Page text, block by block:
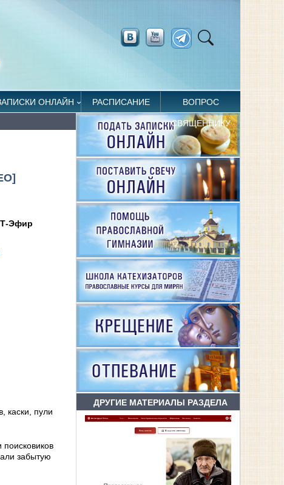
ОНЛАЙН РАСПИСАНИЕ ВОПРОС
СВЯЩЕННИКУ
Эфир
каски, пули
забытую
ДРУГИЕ МАТЕРИАЛЫ РАЗДЕЛА